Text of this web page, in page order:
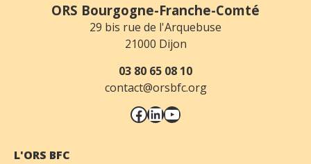
ORS Bourgogne-Franche-Comté
29 bis rue de l'Arquebuse
21000 Dijon
03 80 65 08 10
contact@orsbfc.org
Facebook
LinkedIn
YouTube
L'ORS BFC